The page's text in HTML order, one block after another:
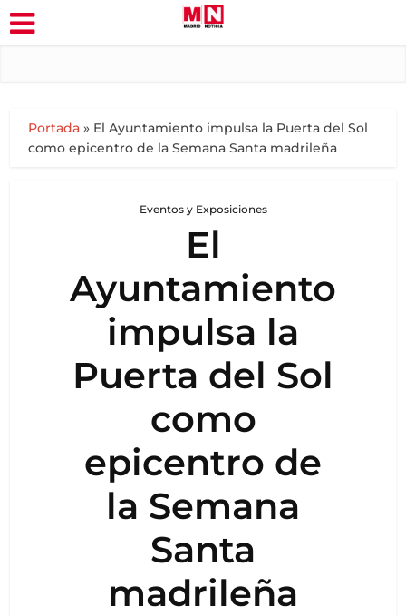
Portada » El Ayuntamiento impulsa la Puerta del Sol
como epicentro de la Semana Santa madrileña
Eventos y Exposiciones
El
Ayuntamiento
impulsa la
Puerta del Sol
como
epicentro de
la Semana
Santa
madrileña